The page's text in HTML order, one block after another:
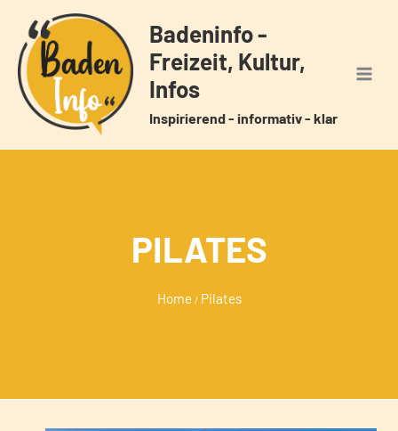
Inhalt
springen
Badeninfo -
Freizeit, Kultur,
Infos
Inspirierend - informativ - klar
PILATES
Home / Pilates